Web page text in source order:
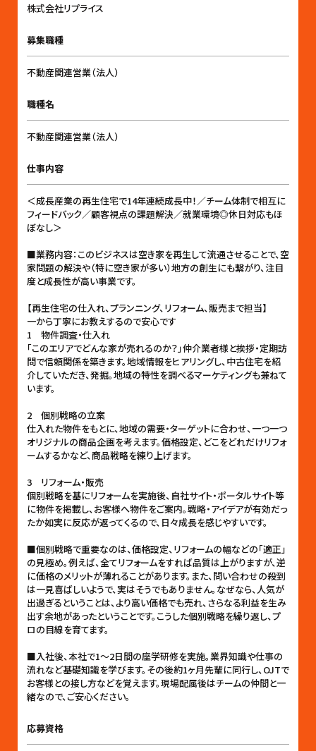
株式会社リプライス
募集職種
不動産関連営業（法人）
職種名
不動産関連営業（法人）
仕事内容
＜成長産業の再生住宅で14年連続成長中！／チーム体制で相互に
フィードバック／顧客視点の課題解決／就業環境◎休日対応もほ
ぼなし＞
■業務内容：このビジネスは空き家を再生して流通させることで、空
家問題の解決や（特に空き家が多い）地方の創生にも繋がり、注目
度と成長性が高い事業です。
【再生住宅の仕入れ、プランニング、リフォーム、販売まで担当】
一から丁寧にお教えするので安心です
1 物件調査・仕入れ
「このエリアでどんな家が売れるのか？」仲介業者様と挨拶・定期訪
問で信頼関係を築きます。地域情報をヒアリングし、中古住宅を紹
介していただき、発掘。地域の特性を調べるマーケティングも兼ねて
います。
2 個別戦略の立案
仕入れた物件をもとに、地域の需要・ターゲットに合わせ、一つ一つ
オリジナルの商品企画を考えます。価格設定、どこをどれだけリフォ
ームするかなど、商品戦略を練り上げます。
3 リフォーム・販売
個別戦略を基にリフォームを実施後、自社サイト・ポータルサイト等
に物件を掲載し、お客様へ物件をご案内。戦略・アイデアが有効だっ
たか如実に反応が返ってくるので、日々成長を感じやすいです。
■個別戦略で重要なのは、価格設定、リフォームの幅などの「適正」
の見極め。例えば、全てリフォームをすれば品質は上がりますが、逆
に価格のメリットが薄れることがあります。また、問い合わせの殺到
は一見喜ばしいようで、実はそうでもありません。なぜなら、人気が
出過ぎるということは、より高い価格でも売れ、さらなる利益を生み
出す余地があったということです。こうした個別戦略を繰り返し、プ
ロの目線を育てます。
■入社後、本社で1〜2日間の座学研修を実施。業界知識や仕事の
流れなど基礎知識を学びます。その後約1ヶ月先輩に同行し、OJTで
お客様との接し方などを覚えます。現場配属後はチームの仲間と一
緒なので、ご安心ください。
応募資格